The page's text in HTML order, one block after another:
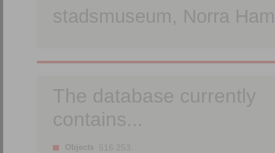
stadsmuseum, Norra
The database currently
contains...
Objects 516 253.